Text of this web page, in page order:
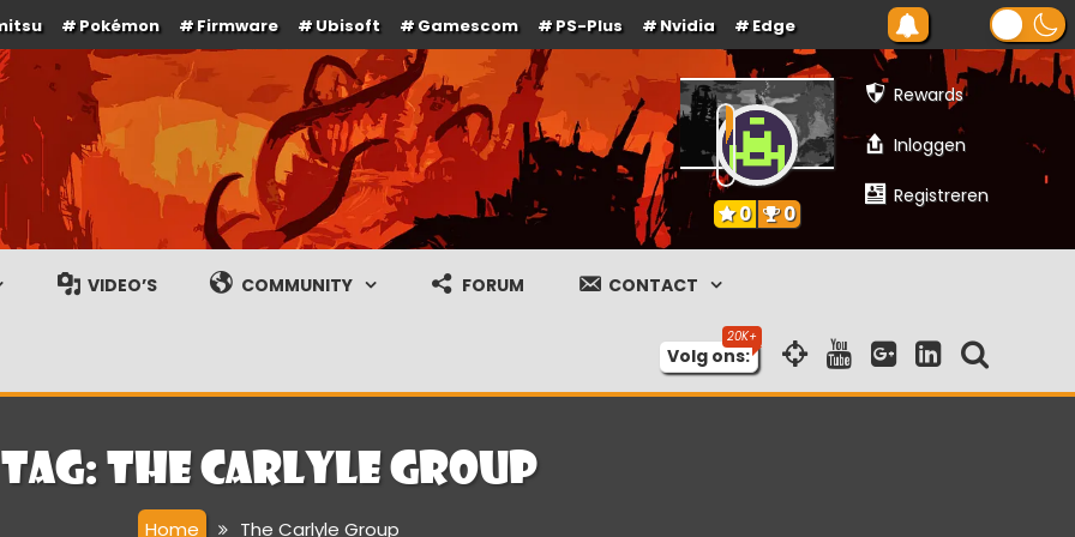
Pokémon Firmware Ubisoft Gamescom PS-Plus Nvidia Edge
gameplay streams
Rewards
Inloggen
Registreren
0 0
VIDEO’S COMMUNITY FORUM CONTACT
Volg ons:
Tag: The Carlyle Group
Home The Carlyle Group